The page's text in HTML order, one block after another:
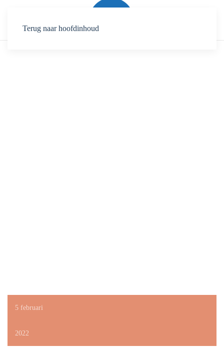
Terug naar hoofdinhoud
5 februari
2022